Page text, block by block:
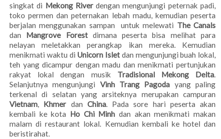
singkat di Mekong Riverdengan mengunjungi peternak padi,
toko permen dan peternakan lebah madu, kemudian peserta
berjalan menggunakan sampan untuk melewati The Canals
dan Mangrove Forestdimana peserta bisa melihat para
nelayan meletakkan perangkap ikan mereka. Kemudian
menikmati waktu di Unicorn Islet dan mengunjungi buah lokal,
teh yang dicampur dengan madu dan menikmati pertunjukan
rakyat lokal dengan musik Tradisional Mekong Delta.
Selanjutnya mengunjungi Vinh Trang Pagoda yang paling
terkenal di selatan yang arsiteknya merupakan campuran
Vietnam, Khmer dan China. Pada sore hari peserta akan
kembali ke kota Ho Chi Minh dan akan menikmati makan
malam di restaurant lokal. Kemudian kembali ke hotel dan
beristirahat.